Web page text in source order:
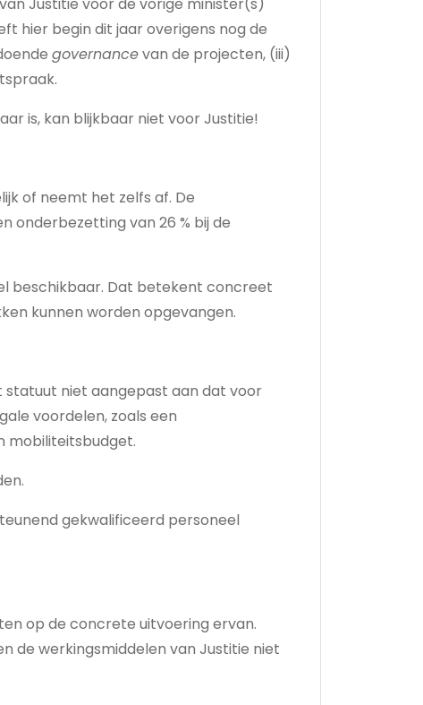
hier begin dit jaar overigens nog de
governancevan de projecten, (iii)
is, kan blijkbaar niet voor Justitie!
of neemt het zelfs af. De
onderbezetting van 26 % bij de
beschikbaar. Dat betekent concreet
kunnen worden opgevangen.
statuut niet aangepast aan dat voor
voordelen, zoals een
mobiliteitsbudget.
gekwalificeerd personeel
op de concrete uitvoering ervan.
de werkingsmiddelen van Justitie niet